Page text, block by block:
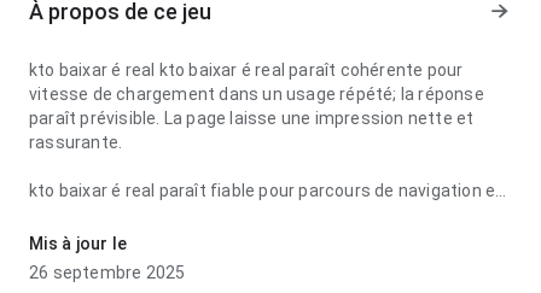
À propos de ce jeu
kto baixar é real kto baixar é real paraît cohérente pour
vitesse de chargement dans un usage répété; la réponse
paraît prévisible. La page laisse une impression nette et
rassurante.
kto baixar é real paraît fiable pour parcours de navigation en
page donne une impression plus forte qu’un modèle
générique.
Mis à jour le
26 septembre 2025